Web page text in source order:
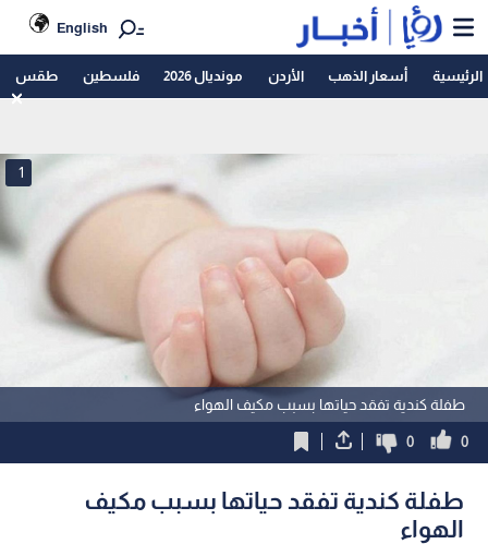
English
الرئيسية أسعار الذهب الأردن مونديال 2026 فلسطين طقس
طفلة كندية تفقد حياتها بسبب مكيف الهواء
1
0
0
طفلة كندية تفقد حياتها بسبب مكيف
الهواء